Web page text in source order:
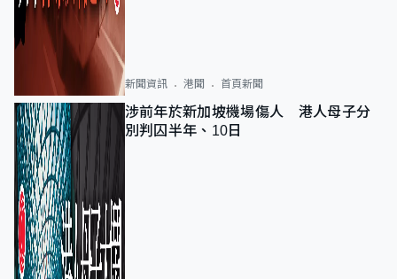
新聞資訊 港聞 首頁新聞
涉前年於新加坡機場傷人 港人母子分
別判囚半年、10日